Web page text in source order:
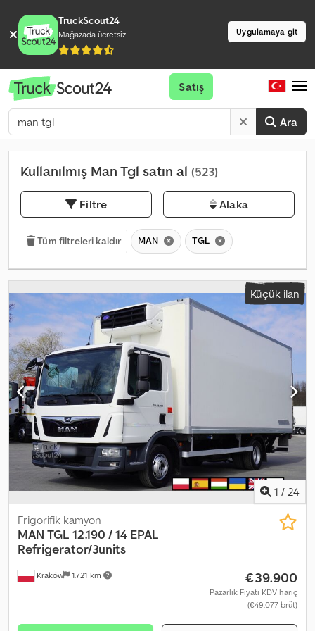
TruckScout24
Mağazada ücretsiz Uygulamaya git
Ara
Satış
Kullanılmış Man Tgl satın al (523)
Filtre Alaka
Tüm filtreleri kaldır MAN TGL
Küçük ilan
1 / 24
Kraków 1.721 km
Frigorifik kamyon
MAN TGL 12.190 / 14 EPAL
Refrigerator/3units
€39.900
Pazarlık Fiyatı KDV hariç
(€49.077 brüt)